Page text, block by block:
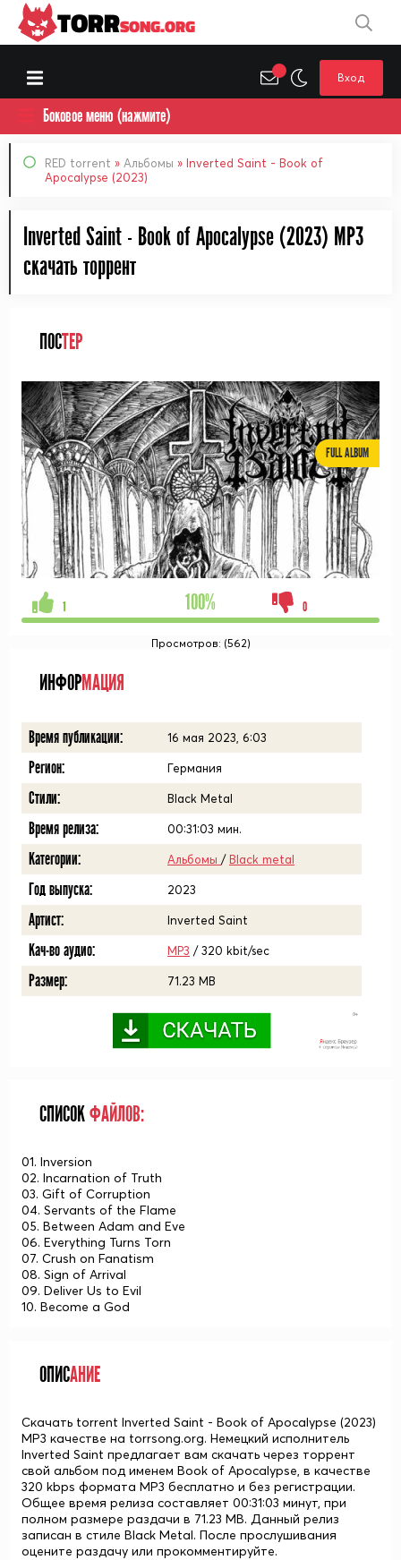
Боковое меню (нажмите)
RED torrent » Альбомы » Inverted Saint - Book of
Apocalypse (2023)
Inverted Saint - Book of Apocalypse (2023) MP3
cкачать торрент
ПОСТЕР
FULL ALBUM
1 100% 0
Просмотров: (562)
ИНФОРМАЦИЯ
Время публикации: 16 мая 2023, 6:03
Регион: Германия
Стили: Black Metal
Время релиза: 00:31:03 мин.
Категории: Альбомы /Black metal
Год выпуска: 2023
Артист: Inverted Saint
Кач-во аудио: MP3 / 320 kbit/sec
Размер: 71.23 MB
СПИСОКФАЙЛОВ:
01. Inversion
02. Incarnation of Truth
03. Gift of Corruption
04. Servants of the Flame
05. Between Adam and Eve
06. Everything Turns Torn
07. Crush on Fanatism
08. Sign of Arrival
09. Deliver Us to Evil
10. Become a God
ОПИСАНИЕ
Скачать torrent Inverted Saint - Book of Apocalypse (2023)
MP3 качестве на torrsong.org. Немецкий исполнитель
Inverted Saint предлагает вам скачать через торрент
свой альбом под именем Book of Apocalypse, в качестве
320 kbps формата MP3 бесплатно и без регистрации.
Общее время релиза составляет 00:31:03 минут, при
полном размере раздачи в 71.23 MB. Данный релиз
записан в стиле Black Metal. После прослушивания
оцените раздачу или прокомментируйте.
TORRSONG.ORG
Вход